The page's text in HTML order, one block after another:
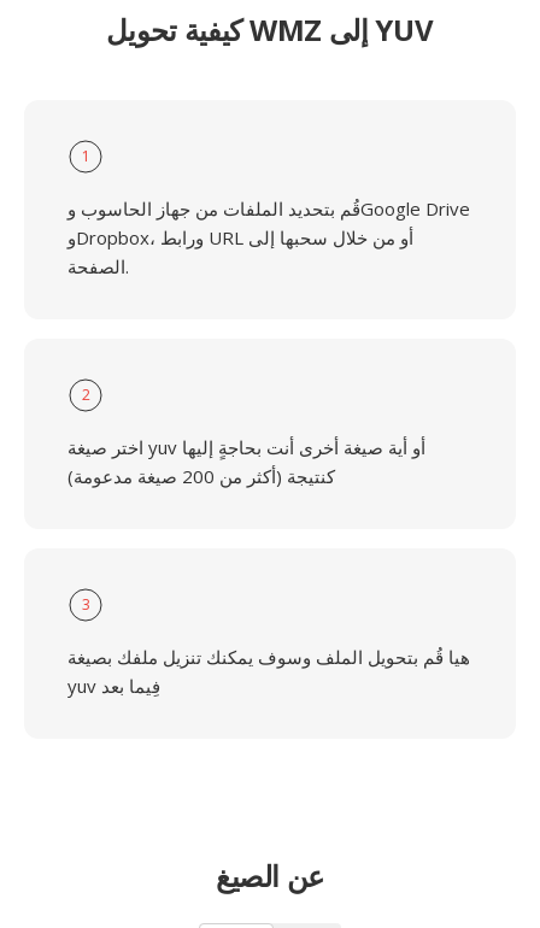
كيفية تحويل WMZ إلى YUV
1
قُم بتحديد الملفات من جهاز الحاسوب وGoogle Drive
وDropbox، ورابط URL أو من خلال سحبها إلى
الصفحة.
2
اختر صيغة yuv أو أية صيغة أخرى أنت بحاجةٍ إليها
كنتيجة (أكثر من 200 صيغة مدعومة)
3
هيا قُم بتحويل الملف وسوف يمكنك تنزيل ملفك بصيغة
yuv فِيما بعد
عن الصيغ